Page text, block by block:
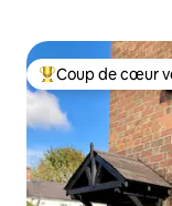
Coups de cœur
Coup de cœur